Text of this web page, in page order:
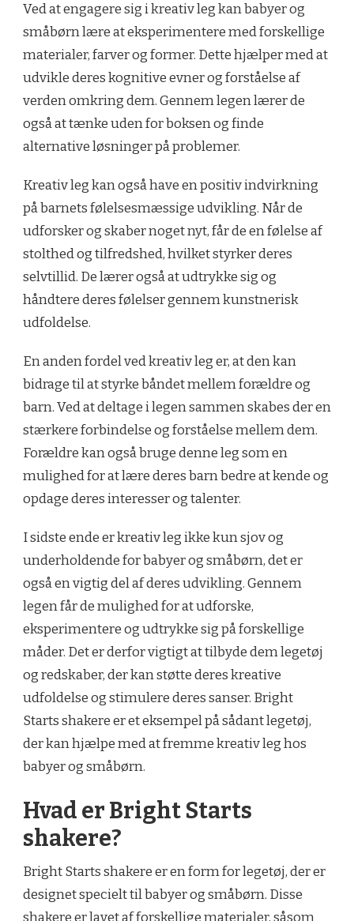
Ved at engagere sig i kreativ leg kan babyer og
småbørn lære at eksperimentere med forskellige
materialer, farver og former. Dette hjælper med at
udvikle deres kognitive evner og forståelse af
verden omkring dem. Gennem legen lærer de
også at tænke uden for boksen og finde
alternative løsninger på problemer.
Kreativ leg kan også have en positiv indvirkning
på barnets følelsesmæssige udvikling. Når de
udforsker og skaber noget nyt, får de en følelse af
stolthed og tilfredshed, hvilket styrker deres
selvtillid. De lærer også at udtrykke sig og
håndtere deres følelser gennem kunstnerisk
udfoldelse.
En anden fordel ved kreativ leg er, at den kan
bidrage til at styrke båndet mellem forældre og
barn. Ved at deltage i legen sammen skabes der en
stærkere forbindelse og forståelse mellem dem.
Forældre kan også bruge denne leg som en
mulighed for at lære deres barn bedre at kende og
opdage deres interesser og talenter.
I sidste ende er kreativ leg ikke kun sjov og
underholdende for babyer og småbørn, det er
også en vigtig del af deres udvikling. Gennem
legen får de mulighed for at udforske,
eksperimentere og udtrykke sig på forskellige
måder. Det er derfor vigtigt at tilbyde dem legetøj
og redskaber, der kan støtte deres kreative
udfoldelse og stimulere deres sanser. Bright
Starts shakere er et eksempel på sådant legetøj,
der kan hjælpe med at fremme kreativ leg hos
babyer og småbørn.
Hvad er Bright Starts
shakere?
Bright Starts shakere er en form for legetøj, der er
designet specielt til babyer og småbørn. Disse
shakere er lavet af forskellige materialer, såsom